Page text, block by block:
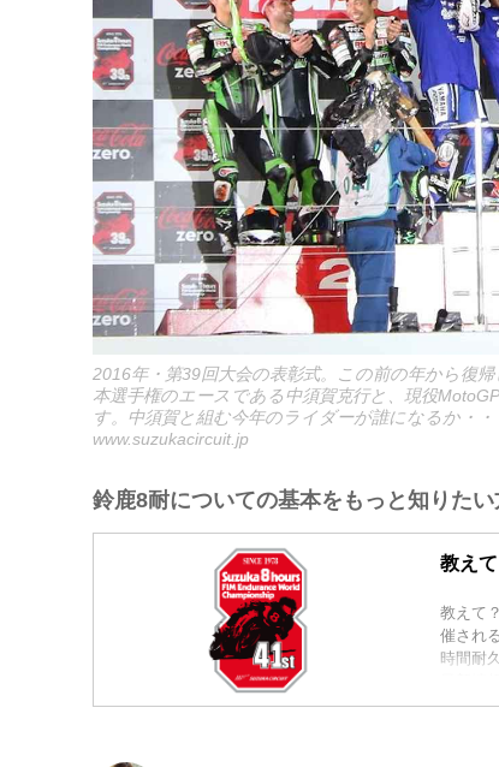
2016年・第39回大会の表彰式。この前の年から復
本選手権のエースである中須賀克行と、現役
す。中須賀と組む今年のライダーが誰になるか・・
www.suzukacircuit.jp
鈴鹿8耐についての基本をもっと知りたい
教え
教えて
催され
時間耐
最新情